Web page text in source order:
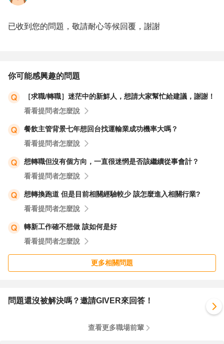
已收到您的問題，敬請耐心等候回覆，謝謝
你可能感興趣的問題
［求職/轉職］迷茫中的新鮮人，想請大家幫忙給建議，謝謝！
看看提問者怎麼說
餐飲主管背景七年想回台找運輸業成功機率大嗎？
看看提問者怎麼說
想轉職但沒有個方向，一直很迷惘是否該繼續從事會計？
看看提問者怎麼說
想轉換跑道 但是目前相關經驗較少 該怎麼進入相關行業?
看看提問者怎麼說
轉新工作確不想做 該如何是好
看看提問者怎麼說
更多相關問題
問題還沒被解決嗎？邀請GIVER來回答！
查看更多職場前輩